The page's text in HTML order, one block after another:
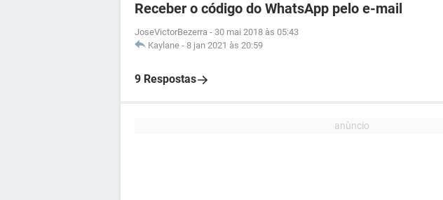
Receber o código do WhatsApp pelo e-mail
JoseVictorBezerra - 30 mai 2018 às 05:43
Kaylane - 8 jan 2021 às 20:59
9 Respostas